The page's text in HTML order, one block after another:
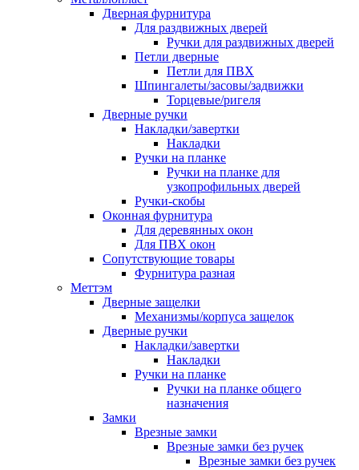
Дверная фурнитура
Для раздвижных дверей
Ручки для раздвижных дверей
Петли дверные
Петли для ПВХ
Шпингалеты/засовы/задвижки
Торцевые/ригеля
Дверные ручки
Накладки/завертки
Накладки
Ручки на планке
Ручки на планке для
узкопрофильных дверей
Ручки-скобы
Оконная фурнитура
Для деревянных окон
Для ПВХ окон
Сопутствующие товары
Фурнитура разная
Меттэм
Дверные защелки
Механизмы/корпуса защелок
Дверные ручки
Накладки/завертки
Накладки
Ручки на планке
Ручки на планке общего
назначения
Замки
Врезные замки
Врезные замки без ручек
Врезные замки без ручек